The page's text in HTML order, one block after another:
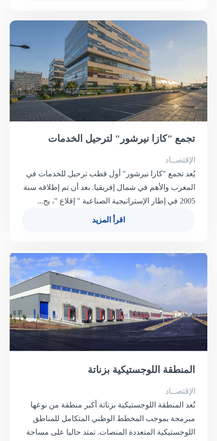
تجمع "كازا نيرشور" لترحيل الخدمات
الإقتصــاد
يُعد تجمع "كازا نيرشور" أول قطب ترحيل للخدمات في
المغرب والأهم في شمال إفريقيا. بعد أن تم إطلاقه سنة
2005 في إطار الإستراتيجية الصناعية " إقلاع "، يح...
اقرأ المزيد
المنطقة اللوجستيكية بزناتة
الإقتصــاد
تُعد المنطقة اللوجستيكية بزناتة أكبر منطقة من نوعها
مبرمجة بموجب المخطط الوطني المتكامل للمناطق
اللوجستيكية المتعددة المنصات. تمتد حاليا على مساحة